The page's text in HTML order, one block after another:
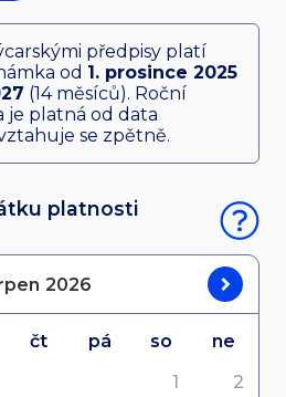
předpisy platí
od 1. prosince 2025
(14 měsíců). Roční
je platná od data
se zpětně.
platnosti
2026
čt pá so
ne
1
2